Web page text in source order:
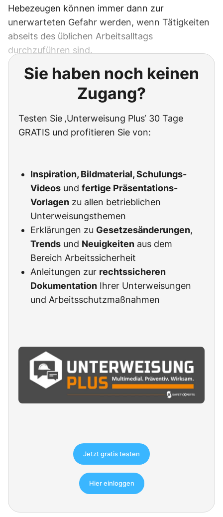
Hebezeugen können immer dann zur
unerwarteten Gefahr werden, wenn Tätigkeiten
abseits des üblichen Arbeitsalltags
durchzuführen sind.
Sie haben noch keinen
Zugang?
Testen Sie ‚Unterweisung Plus‘ 30 Tage
GRATIS und profitieren Sie von:
Inspiration, Bildmaterial, Schulungs-
Videos und fertige Präsentations-
Vorlagen zu allen betrieblichen
Unterweisungsthemen
Erklärungen zu Gesetzesänderungen,
Trends und Neuigkeiten aus dem
Bereich Arbeitssicherheit
Anleitungen zur rechtssicheren
Dokumentation Ihrer Unterweisungen
und Arbeitsschutzmaßnahmen
Jetzt gratis testen
Hier einloggen